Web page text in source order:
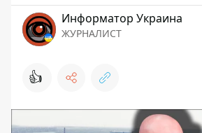
Информатор Украина
ЖУРНАЛИСТ
👍